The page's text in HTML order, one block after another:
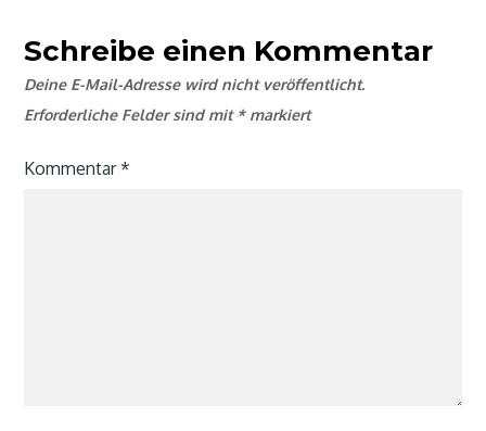
Schreibe einen Kommentar
Deine E-Mail-Adresse wird nicht veröffentlicht.
Erforderliche Felder sind mit *markiert
Kommentar*